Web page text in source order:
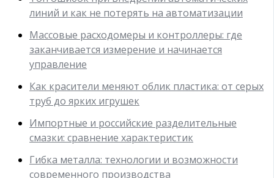
линий и как не потерять на автоматизации
Массовые расходомеры и контроллеры: где
заканчивается измерение и начинается
управление
Как красители меняют облик пластика: от серых
труб до ярких игрушек
Импортные и российские разделительные
смазки: сравнение характеристик
Гибка металла: технологии и возможности
современного производства